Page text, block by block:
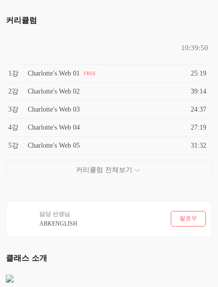
커리큘럼
10:39:50
1강 Charlotte's Web 01 FREE 25:19
2강 Charlotte's Web 02 39:14
3강 Charlotte's Web 03 24:37
4강 Charlotte's Web 04 27:19
5강 Charlotte's Web 05 31:32
담당 선생님
ABKENGLISH
팔로우
클래스 소개